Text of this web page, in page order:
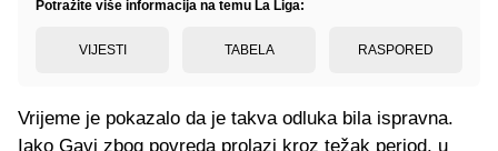
Potražite više informacija na temu La Liga:
VIJESTI TABELA RASPORED
Vrijeme je pokazalo da je takva odluka bila ispravna.
Iako Gavi zbog povreda prolazi kroz težak period, u